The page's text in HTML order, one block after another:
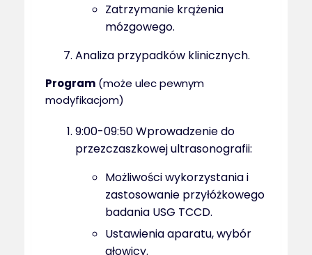
Zatrzymanie krążenia
mózgowego.
Analiza przypadków klinicznych.
Program(może ulec pewnym
modyfikacjom)
9:00-09:50 Wprowadzenie do
przezczaszkowej ultrasonografii:
Możliwości wykorzystania i
zastosowanie przyłóżkowego
badania USG TCCD.
Ustawienia aparatu, wybór
głowicy.